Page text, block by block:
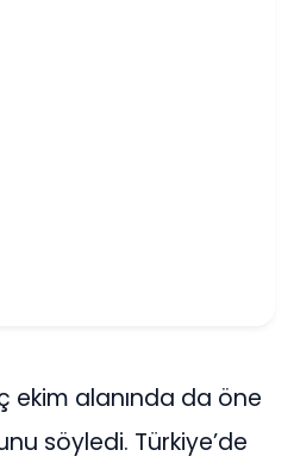
ekim alanında da öne
söyledi. Türkiye’de